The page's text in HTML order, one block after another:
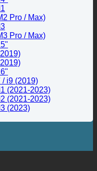
Pro / Max)
Pro / Max)
/ i9 (2019)
(2021-2023)
(2021-2023)
(2023)